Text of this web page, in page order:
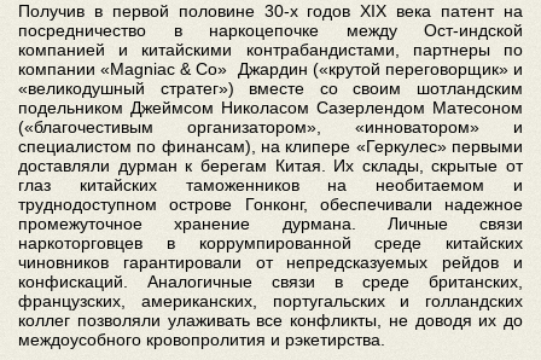
Получив в первой половине 30-х годов XIX века патент на
посредничество в наркоцепочке между Ост-индской
компанией и китайскими контрабандистами, партнеры по
компании «Magniac & Co» Джардин («крутой переговорщик» и
«великодушный стратег») вместе со своим шотландским
подельником Джеймсом Николасом Сазерлендом Матесоном
(«благочестивым организатором», «инноватором» и
специалистом по финансам), на клипере «Геркулес» первыми
доставляли дурман к берегам Китая. Их склады, скрытые от
глаз китайских таможенников на необитаемом и
труднодоступном острове Гонконг, обеспечивали надежное
промежуточное хранение дурмана. Личные связи
наркоторговцев в коррумпированной среде китайских
чиновников гарантировали от непредсказуемых рейдов и
конфискаций. Аналогичные связи в среде британских,
французских, американских, португальских и голландских
коллег позволяли улаживать все конфликты, не доводя их до
междоусобного кровопролития и рэкетирства.